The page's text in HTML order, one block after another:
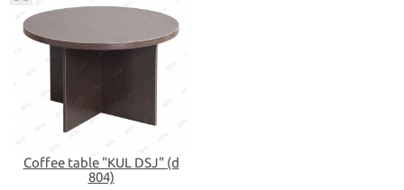
Coffee table "KUL DSJ" (d
804)